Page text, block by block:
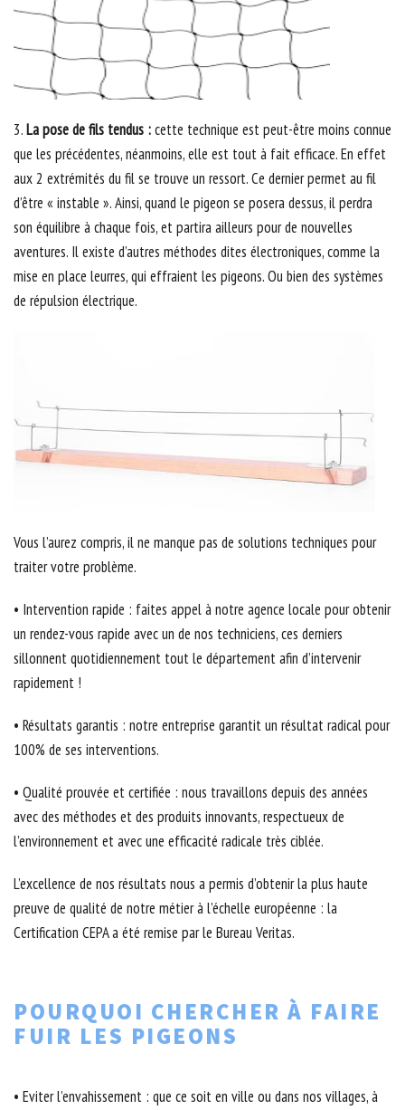
3.La pose de fils tendus :cette technique est peut-être moins connue
que les précédentes, néanmoins, elle est tout à fait efficace. En effet
aux 2 extrémités du fil se trouve un ressort. Ce dernier permet au fil
d’être « instable ». Ainsi, quand le pigeon se posera dessus, il perdra
son équilibre à chaque fois, et partira ailleurs pour de nouvelles
aventures. Il existe d’autres méthodes dites électroniques, comme la
mise en place leurres, qui effraient les pigeons. Ou bien des systèmes
de répulsion électrique.
Vous l’aurez compris, il ne manque pas de solutions techniques pour
traiter votre problème.
• Intervention rapide : faites appel à notre agence locale pour obtenir
un rendez-vous rapide avec un de nos techniciens, ces derniers
sillonnent quotidiennement tout le département afin d’intervenir
rapidement !
• Résultats garantis : notre entreprise garantit un résultat radical pour
100% de ses interventions.
• Qualité prouvée et certifiée : nous travaillons depuis des années
avec des méthodes et des produits innovants, respectueux de
l’environnement et avec une efficacité radicale très ciblée.
L’excellence de nos résultats nous a permis d’obtenir la plus haute
preuve de qualité de notre métier à l’échelle européenne : la
Certification CEPA a été remise par le Bureau Veritas.
POURQUOI CHERCHER À FAIRE
FUIR LES PIGEONS
• Eviter l’envahissement : que ce soit en ville ou dans nos villages, à